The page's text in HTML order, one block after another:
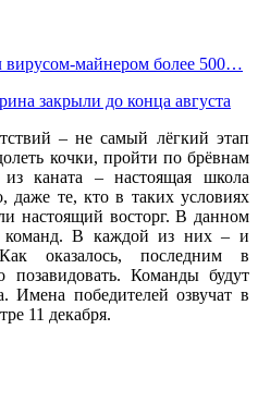
вирусом-майнером более 500…
закрыли до конца августа
– не самый лёгкий этап
кочки, пройти по брёвнам
каната – настоящая школа
даже те, кто в таких условиях
настоящий восторг. В данном
команд. В каждой из них – и
оказалось, последним в
позавидовать. Команды будут
Имена победителей озвучат в
11 декабря.